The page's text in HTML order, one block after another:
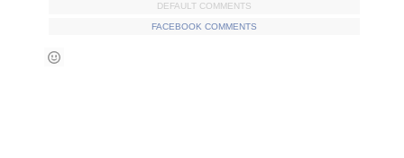
DEFAULT COMMENTS
FACEBOOK COMMENTS